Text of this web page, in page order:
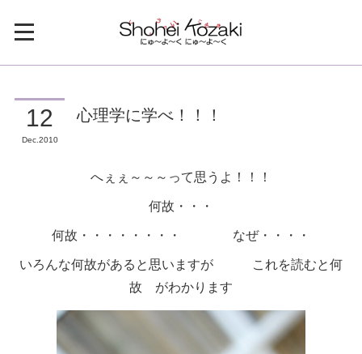
12
Dec 2010
心理学に学べ！！！
へぇぇ～～～って思うよ！！！
何故・・・
何故・・・・・・・・ なぜ・・・・
いろんな何故があると思いますが これを読むと何
故 がわかります